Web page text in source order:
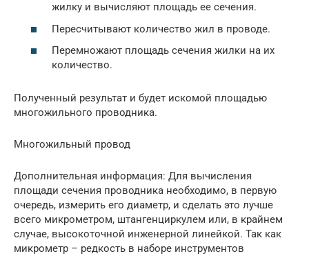
жилку и вычисляют площадь ее сечения.
Пересчитывают количество жил в проводе.
Перемножают площадь сечения жилки на их
количество.
Полученный результат и будет искомой площадью
многожильного проводника.
Многожильный провод
Дополнительная информация: Для вычисления
площади сечения проводника необходимо, в первую
очередь, измерить его диаметр, и сделать это лучше
всего микрометром, штангенциркулем или, в крайнем
случае, высокоточной инженерной линейкой. Так как
микрометр – редкость в наборе инструментов